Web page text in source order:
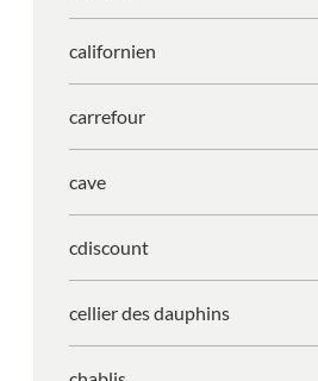
californien
carrefour
cave
cdiscount
cellier des dauphins